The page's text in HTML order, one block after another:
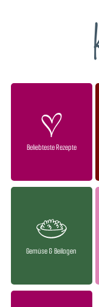
Beliebteste Rezepte
Gemüse & Beilagen